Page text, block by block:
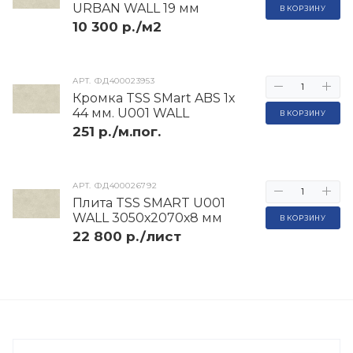
АРТ.ФД400026792
Плита TSS SMART U001
WALL 3050х2070х8 мм
22 800 р./лист
В КОРЗИНУ
АРТ.ФД400023953
Кромка TSS SMart ABS 1х
44 мм. U001 WALL
251 р./м.пог.
В КОРЗИНУ
URBAN WALL 19 мм
10 300 р./м2
В КОРЗИНУ